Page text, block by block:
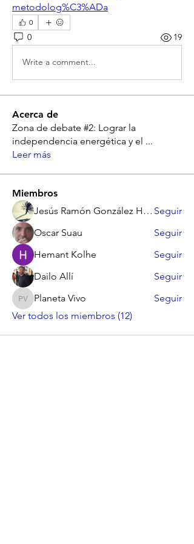
metodolog%C3%ADa
0
0 19
Write a comment...
Acerca de
Zona de debate #2: Lograr la
independencia energética y el ...
Leer más
Miembros
Jesús Ramón González Hernández Seguir
Oscar Suau
Seguir
Hemant Kolhe
Seguir
Dailo Allí
Seguir
Planeta Vivo
Planeta Vivo
Seguir
Ver todos los miembros (12)